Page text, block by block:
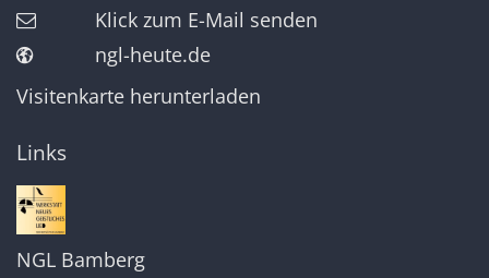
Klick zum E-Mail senden
ngl-heute.de
Visitenkarte herunterladen
Links
NGL Bamberg